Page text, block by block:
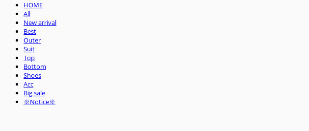
HOME
All
New arrival
Best
Outer
Suit
Top
Bottom
Shoes
Acc
Big sale
※Notice※